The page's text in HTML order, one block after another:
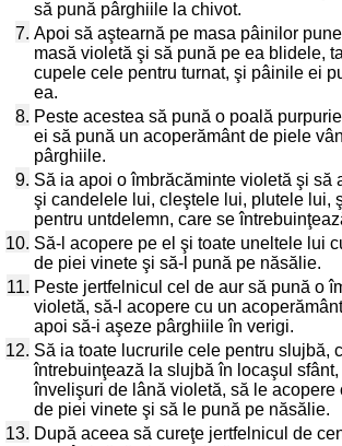
să pună pârghiile la chivot.
7. Apoi să aştearnă pe masa pâinilor
masă violetă şi să pună pe ea blidele,
cupele cele pentru turnat, şi pâinile ei
ea.
8. Peste acestea să pună o poală
ei să pună un acoperământ de piele
pârghiile.
9. Să ia apoi o îmbrăcăminte violetă şi să
şi candelele lui, cleştele lui, plutele lui,
pentru untdelemn, care se
10. Să-l acopere pe el şi toate uneltele lui
de piei vinete şi să-l pună pe năsălie.
11. Peste jertfelnicul cel de aur să pună o
violetă, să-l acopere cu un
apoi să-i aşeze pârghiile în verigi.
12. Să ia toate lucrurile cele pentru slujbă,
întrebuinţează la slujbă în locaşul
învelişuri de lână violetă, să le acopere
de piei vinete şi să le pună pe năsălie.
13. După aceea să cureţe jertfelnicul de